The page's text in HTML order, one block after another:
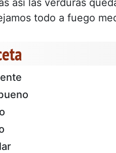
todo a fuego